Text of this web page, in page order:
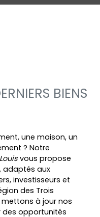
BIENS
une maison, un
? Notre
vous propose
adaptés aux
investisseurs et
des Trois
mettons à jour nos
opportunités